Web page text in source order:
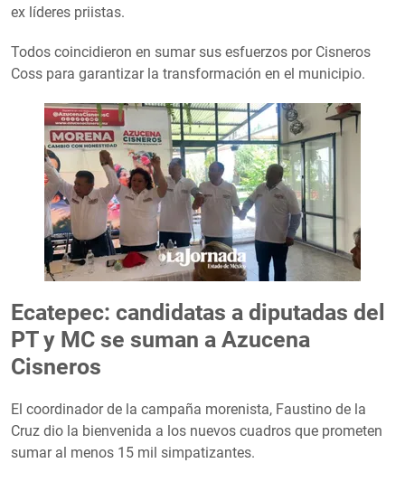
ex líderes priistas.
Todos coincidieron en sumar sus esfuerzos por Cisneros
Coss para garantizar la transformación en el municipio.
Ecatepec: candidatas a diputadas del
PT y MC se suman a Azucena
Cisneros
El coordinador de la campaña morenista, Faustino de la
Cruz dio la bienvenida a los nuevos cuadros que prometen
sumar al menos 15 mil simpatizantes.